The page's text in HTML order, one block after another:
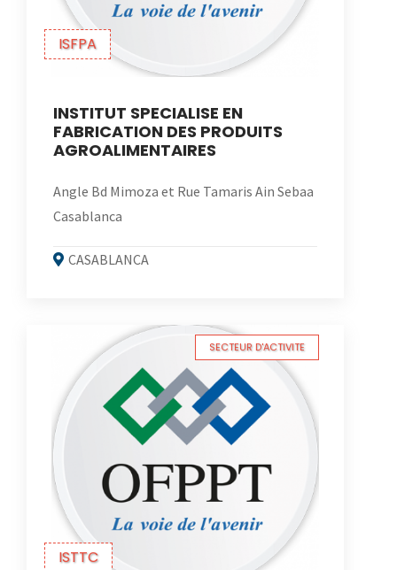
ISFPA
INSTITUT SPECIALISE EN
FABRICATION DES PRODUITS
AGROALIMENTAIRES
Angle Bd Mimoza et Rue Tamaris Ain Sebaa
Casablanca
CASABLANCA
ISTTC
SECTEUR D'ACTIVITE